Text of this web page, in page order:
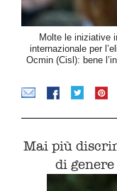
Molte le iniziative
internazionale per
Ocmin (Cisl): bene
Mai più
di